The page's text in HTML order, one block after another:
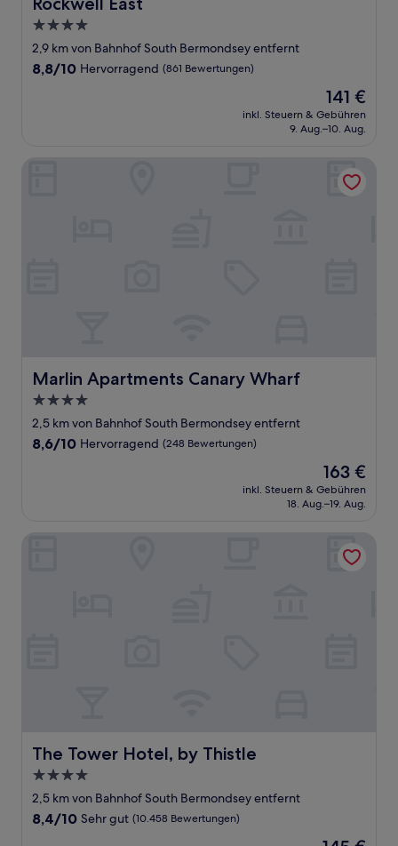
4.0-
Sterne-
Unterkunft
2,9 km von Bahnhof South Bermondsey entfernt
8.8
8,8/10 Hervorragend (861 Bewertungen)
Der
Preis
beträgt
141 €
inkl. Steuern & Gebühren
9. Aug.–10. Aug.
Marlin Apartments Canary Wharf
Marlin Apartments Canary Wharf
4.0-
Sterne-
Unterkunft
2,5 km von Bahnhof South Bermondsey entfernt
8.6
8,6/10 Hervorragend (248 Bewertungen)
Der
Preis
beträgt
163 €
inkl. Steuern & Gebühren
18. Aug.–19. Aug.
The Tower Hotel, by Thistle
The Tower Hotel, by Thistle
4.0-
Sterne-
Unterkunft
2,5 km von Bahnhof South Bermondsey entfernt
8.4
8,4/10 Sehr gut (10.458 Bewertungen)